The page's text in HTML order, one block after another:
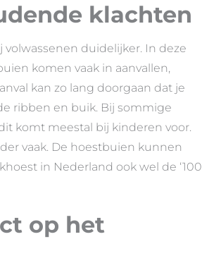
klachten
duidelijker. In deze
komen vaak in aanvallen,
kan zo lang doorgaan dat je
ribben en buik. Bij sommige
komt meestal bij kinderen voor.
vaak. De hoestbuien kunnen
in Nederland ook wel de ‘100
op het